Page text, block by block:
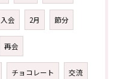
入会 2月 節分
再会
チョコレート 交流